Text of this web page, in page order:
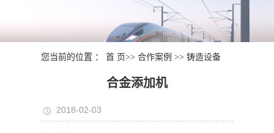
您当前的位置 ：首 页>>合作案例 >>铸造设备
合金添加机
2018-02-03